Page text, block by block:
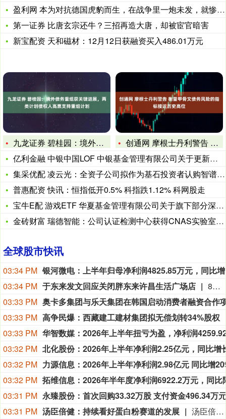
盈利网 本为对抗德国虎豹而生，在战争里一炮未发，就惨被退役的
第一证券 比唐玄宗还牛？三招再造大唐，却被宦官暗害
新宝配资 天和磁材：12月12日获融资买入486.01万元
九龙证券 碧桂园：境外债务重组获关键进展，两类计划债权人高票
创通网 摩根士丹利警告 衡量甲骨文债务风险的指标接近历史高位
亿利金融 中银中国LOF 中银基金管理有限公司关于更新旗下公
集采优配 凌云光：全资子公司拟作为基石投资者认购智谱香港联交
普惠配资 快讯：恒指低开0.5% 科指跌1.12% 科网股走
宝牛E配 游戏ETF 华夏基金管理有限公司关于旗下部分深交所
金砖财富 瑞德智能：公司认证检测中心获得CNAS实验室认可证
全球股市快讯
03:34 PM
03:34 PM 于东来发文回应关闭胖东来许昌生活广场店
8月9日，胖东来创始人于东来发文回应许昌生活广场关店一事。“不专业造成的失误是金钱无法衡量的。2015年左右，关于许昌生活广场，由于负责此项工作人员没有按照公司规定造成的工作失误，签约租约合同没有统一签订，最后造成个别租户租金涨到无法想象的地步，远远脱离了公平。导致公司退也退不成，因为很多已经签了合同，继续干也不是，干也总是影响情绪。其实这几户总体占比并不很大，但无论钱多钱少，失去公平正义的精神是底线，这么多年始终是我的心结。”于东来表示，“所以到了到期的时候，虽然生活广场一年二十亿的销售，一年一个多亿的利润，但信仰和开心永远是第一位的。任何工作，专业是美好最根本的保障。幸福快乐是一切的前提。”此前，于东来在直播中宣布：胖东来许昌生活广场店将于2026年12月正式关闭。
03:33 PM
03:33 PM 高争民爆：西藏建工建材集团拟无偿划转34%股权
03:33 PM
03:32 PM
03:32 PM
03:32 PM
03:31 PM 永臻股份：首次回购33.32万股 支付资金496.34万元
03:31 PM 汤臣倍健：持续看好蛋白粉赛道的发展 汤臣倍健在投资者业绩电话会表示，受益于消费者对增强免疫和运动营养的需求提升，蛋白粉品类需求持续增长，公司持续看好蛋白粉赛道的发展。